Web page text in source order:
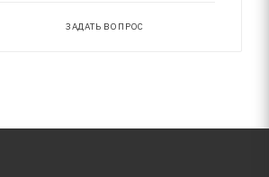
ЗАДАТЬ ВОПРОС